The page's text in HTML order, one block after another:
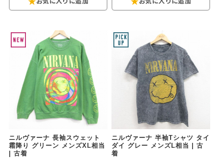
リーバイス チック
ア行 カ行 サ行
タ行
ナ行
ハ行 マ行 ラ行
Search by Itemアイテムから探す
ジャケット スウェット セーター
長袖シャツ 半袖シャツ Tシャツ
ニルヴァーナ 長袖スウェット
霜降り グリーン メンズXL相当
| 古着
ニルヴァーナ 半袖Tシャツ タイ
ダイ グレー メンズL相当 | 古
着